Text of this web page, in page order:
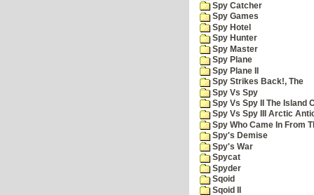
Spy Catcher
Spy Games
Spy Hotel
Spy Hunter
Spy Master
Spy Plane
Spy Plane II
Spy Strikes Back!, The
Spy Vs Spy
Spy Vs Spy II The Island
Spy Vs Spy III Arctic
Spy Who Came In From
Spy's Demise
Spy's War
Spycat
Spyder
Sqoid
Sqoid II